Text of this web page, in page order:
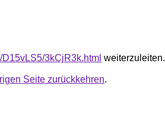
3kCjR3k.html weiterzuleiten.
Seite zurückkehren.